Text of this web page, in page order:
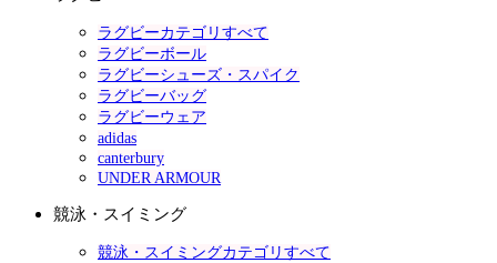
ラグビーカテゴリすべて
ラグビーボール
ラグビーシューズ・スパイク
ラグビーバッグ
ラグビーウェア
adidas
canterbury
UNDER ARMOUR
競泳・スイミング
競泳・スイミングカテゴリすべて